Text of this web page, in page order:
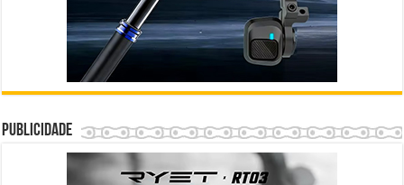
Publicidade